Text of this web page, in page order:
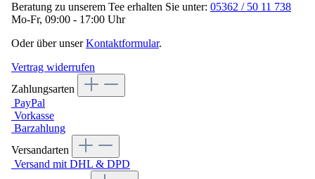
Beratung zu unserem Tee erhalten Sie unter: 05362 / 50 11 738
Mo-Fr, 09:00 - 17:00 Uhr
Oder über unserKontaktformular.
Vertrag widerrufen
Zahlungsarten
PayPal
Vorkasse
Barzahlung
Versandarten
Versand mit DHL & DPD